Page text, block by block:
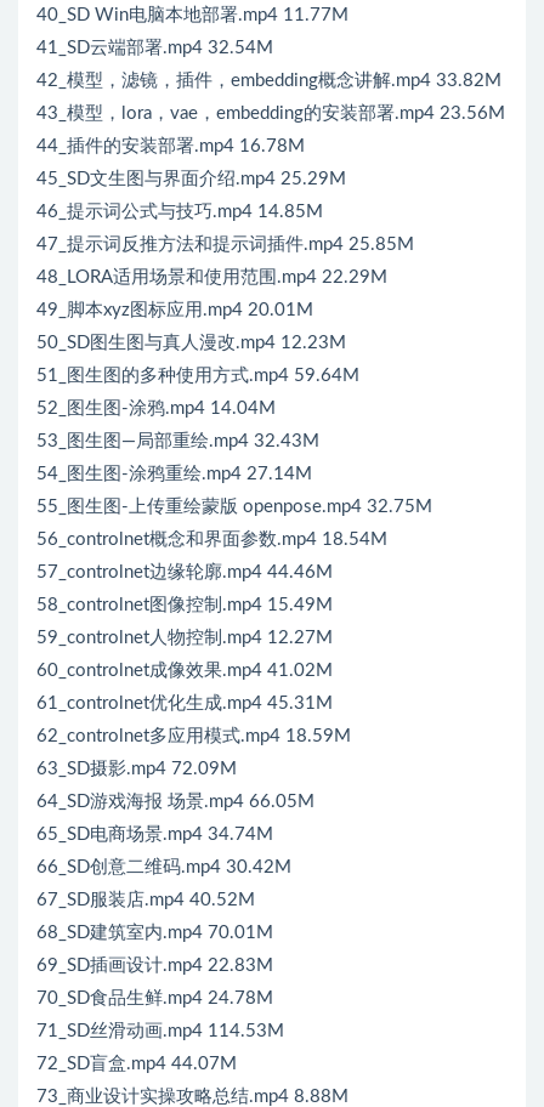
40_SD Win电脑本地部署.mp4 11.77M
41_SD云端部署.mp4 32.54M
42_模型，滤镜，插件，embedding概念讲解.mp4 33.82M
43_模型，lora，vae，embedding的安装部署.mp4 23.56M
44_插件的安装部署.mp4 16.78M
45_SD文生图与界面介绍.mp4 25.29M
46_提示词公式与技巧.mp4 14.85M
47_提示词反推方法和提示词插件.mp4 25.85M
48_LORA适用场景和使用范围.mp4 22.29M
49_脚本xyz图标应用.mp4 20.01M
50_SD图生图与真人漫改.mp4 12.23M
51_图生图的多种使用方式.mp4 59.64M
52_图生图-涂鸦.mp4 14.04M
53_图生图—局部重绘.mp4 32.43M
54_图生图-涂鸦重绘.mp4 27.14M
55_图生图-上传重绘蒙版 openpose.mp4 32.75M
56_controlnet概念和界面参数.mp4 18.54M
57_controlnet边缘轮廓.mp4 44.46M
58_controlnet图像控制.mp4 15.49M
59_controlnet人物控制.mp4 12.27M
60_controlnet成像效果.mp4 41.02M
61_controlnet优化生成.mp4 45.31M
62_controlnet多应用模式.mp4 18.59M
63_SD摄影.mp4 72.09M
64_SD游戏海报 场景.mp4 66.05M
65_SD电商场景.mp4 34.74M
66_SD创意二维码.mp4 30.42M
67_SD服装店.mp4 40.52M
68_SD建筑室内.mp4 70.01M
69_SD插画设计.mp4 22.83M
70_SD食品生鲜.mp4 24.78M
71_SD丝滑动画.mp4 114.53M
72_SD盲盒.mp4 44.07M
73_商业设计实操攻略总结.mp4 8.88M